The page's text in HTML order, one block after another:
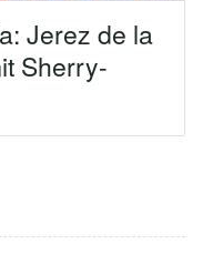
Jerez de la
Sherry-